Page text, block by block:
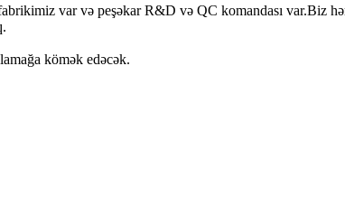
var və peşəkar R&D və QC komandası var.Biz
kömək edəcək.